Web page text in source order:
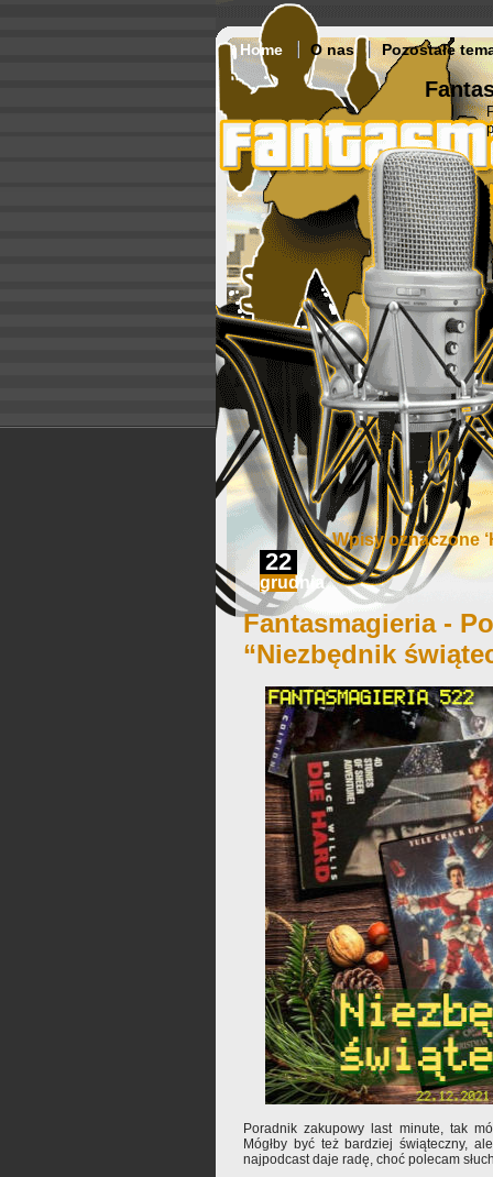
Home O nas Pozostałe
Wpisy oznaczone
22
grudnia
Fantasmagieria -
“Niezbędnik
Poradnik zakupowy last minute, tak
Mógłby być też bardziej świąteczny,
najpodcast daje radę, choć polecam